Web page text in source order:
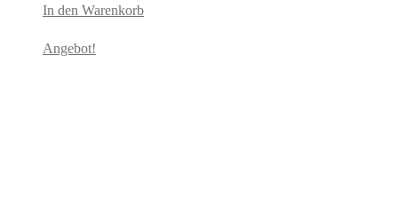
In den Warenkorb
Angebot!